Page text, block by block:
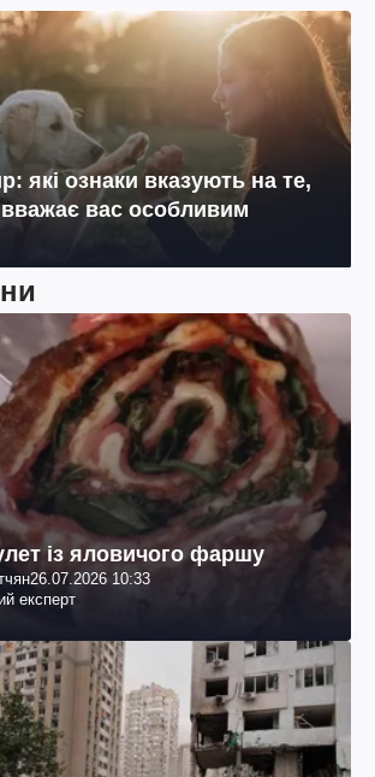
які ознаки вказують на те,
вас особливим
із яловичого фаршу
26.07.2026 10:33
експерт